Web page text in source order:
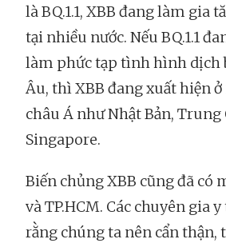
là BQ.1.1, XBB đang làm gia
tại nhiều nước. Nếu BQ.1.1
làm phức tạp tình hình dịch
Âu, thì XBB đang xuất hiện
châu Á như Nhật Bản, Trung
Singapore.
Biến chủng XBB cũng đã có
và TP.HCM. Các chuyên gia
rằng chúng ta nên cẩn thận,